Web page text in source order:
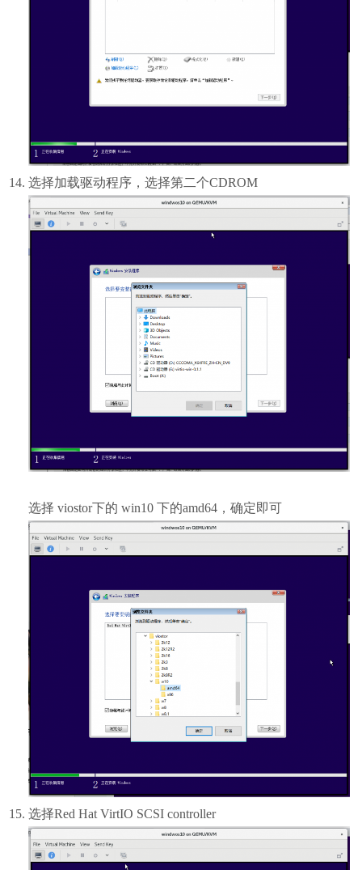
选择加载驱动程序，选择第二个CDROM
选择 viostor下的 win10 下的amd64，确定即可
选择Red Hat VirtIO SCSI controller